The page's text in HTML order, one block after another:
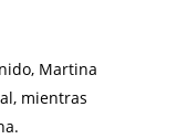
Martina
mientras